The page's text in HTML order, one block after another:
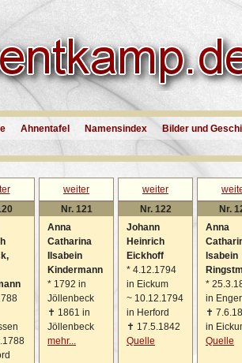
Ahnentafel Namensindex Bilder und
weiter weiter
Nr. 121
Anna
Catharina
Ilsabein
Kindermann
* 1792 in
Jöllenbeck
✝ 1861 in
Jöllenbeck
mehr...
Nr. 122
Johann
Heinrich
Eickhoff
* 4.12.1794
in Eickum
~ 10.12.1794
in Herford
✝ 17.5.1842
Quelle
Nr.
Anna
lsabein
*
in Enger
✝
in
Quelle